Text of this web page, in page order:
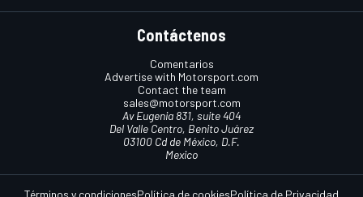
Contáctenos
Comentarios
Advertise with Motorsport.com
Contact the team
sales@motorsport.com
Av Eugenia 831, suite 404
Del Valle Centro, Benito Juárez
03100 Cd de México, D.F.
Mexico